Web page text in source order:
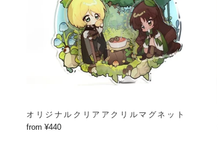
オリジナルクリアアクリルマグネット
from ¥440